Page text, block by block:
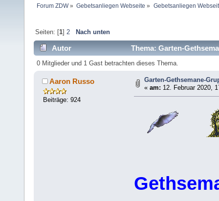
Forum ZDW» Gebetsanliegen Webseite » Gebetsanliegen
Seiten: [1] 2 Nach unten
Autor Thema: Garten-
0 Mitglieder und 1 Gast betrachten dieses Thema.
Aaron Russo
Beiträge: 924
Garten-Gethsemane-
«am: 12. Februar 2020,